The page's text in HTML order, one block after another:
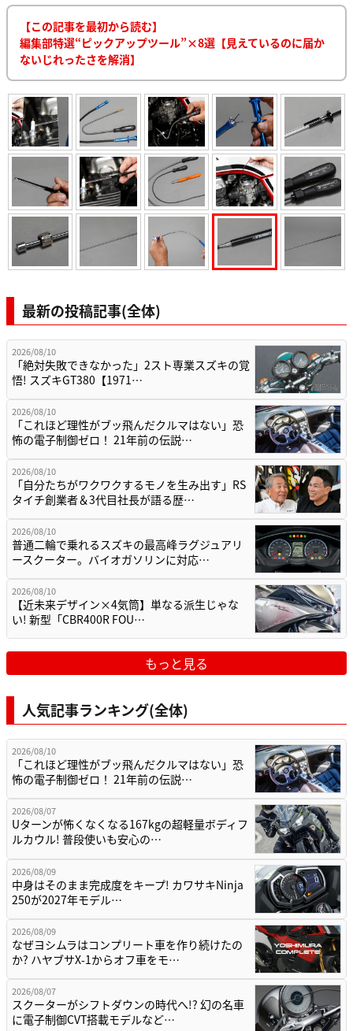
【この記事を最初から読む】
編集部特選“ピックアップツール”×8選【見えているのに届か
ないじれったさを解消】
最新の投稿記事(全体)
2026/08/10
「絶対失敗できなかった」2スト専業スズキの覚
悟! スズキGT380【1971…
2026/08/10
「これほど理性がブッ飛んだクルマはない」恐
怖の電子制御ゼロ！ 21年前の伝説…
2026/08/10
「自分たちがワクワクするモノを生み出す」RS
タイチ創業者＆3代目社長が語る歴…
2026/08/10
普通二輪で乗れるスズキの最高峰ラグジュアリ
ースクーター。バイオガソリンに対応…
2026/08/10
【近未来デザイン×4気筒】単なる派生じゃな
い! 新型「CBR400R FOU…
もっと見る
人気記事ランキング(全体)
2026/08/10
「これほど理性がブッ飛んだクルマはない」恐
怖の電子制御ゼロ！ 21年前の伝説…
2026/08/07
Uターンが怖くなくなる167kgの超軽量ボディフ
ルカウル! 普段使いも安心の…
2026/08/09
中身はそのまま完成度をキープ! カワサキNinja
250が2027年モデル…
2026/08/09
なぜヨシムラはコンプリート車を作り続けたの
か? ハヤブサX-1からオフ車をモ…
2026/08/07
スクーターがシフトダウンの時代へ!? 幻の名車
に電子制御CVT搭載モデルなど…